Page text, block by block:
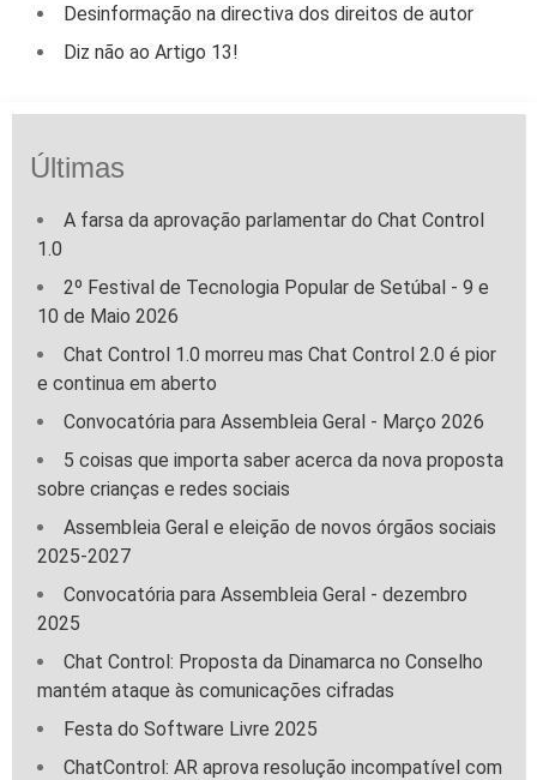
Desinformação na directiva dos direitos de autor
Diz não ao Artigo 13!
Últimas
A farsa da aprovação parlamentar do Chat Control
1.0
2º Festival de Tecnologia Popular de Setúbal - 9 e
10 de Maio 2026
Chat Control 1.0 morreu mas Chat Control 2.0 é pior
e continua em aberto
Convocatória para Assembleia Geral - Março 2026
5 coisas que importa saber acerca da nova proposta
sobre crianças e redes sociais
Assembleia Geral e eleição de novos órgãos sociais
2025-2027
Convocatória para Assembleia Geral - dezembro
2025
Chat Control: Proposta da Dinamarca no Conselho
mantém ataque às comunicações cifradas
Festa do Software Livre 2025
ChatControl: AR aprova resolução incompatível com